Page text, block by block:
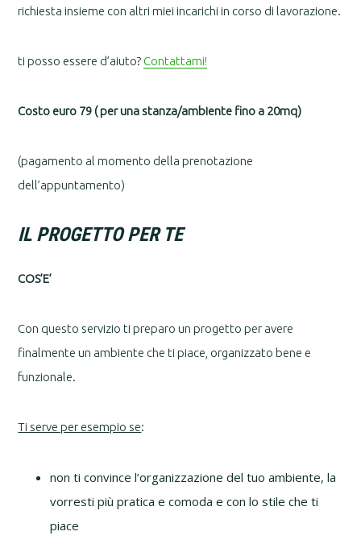
richiesta insieme con altri miei incarichi in corso di lavorazione.
ti posso essere d’aiuto? Contattami!
Costo euro 79 ( per una stanza/ambiente fino a 20mq)
(pagamento al momento della prenotazione
dell’appuntamento)
IL PROGETTO PER TE
COS’E’
Con questo servizio ti preparo un progetto per avere
finalmente un ambiente che ti piace, organizzato bene e
funzionale.
Ti serve per esempio se:
non ti convince l’organizzazione del tuo ambiente, la
vorresti più pratica e comoda e con lo stile che ti
piace